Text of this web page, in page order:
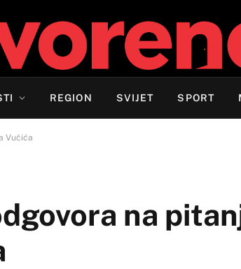
REGION SVIJET SPORT
Vučića
na